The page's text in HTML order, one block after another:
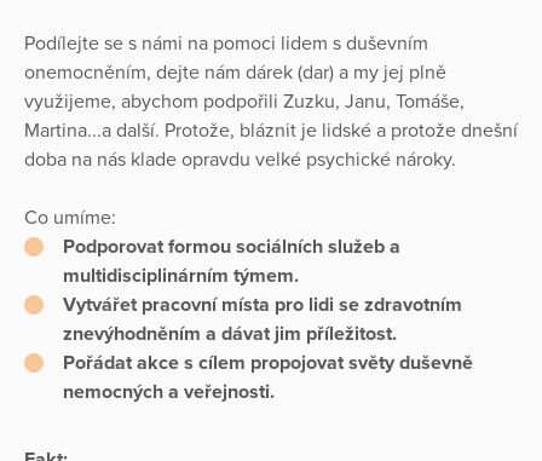
Podílejte se s námi na pomoci lidem s duševním
onemocněním, dejte nám dárek (dar) a my jej plně
využijeme, abychom podpořili Zuzku, Janu, Tomáše,
Martina...a další. Protože, bláznit je lidské a protože dnešní
doba na nás klade opravdu velké psychické nároky.
Co umíme:
Podporovat formou sociálních služeb a
multidisciplinárním týmem.
Vytvářet pracovní místa pro lidi se zdravotním
znevýhodněním a dávat jim příležitost.
Pořádat akce s cílem propojovat světy duševně
nemocných a veřejnosti.